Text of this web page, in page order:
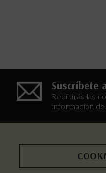
Suscríbete
Recibirás las
información de